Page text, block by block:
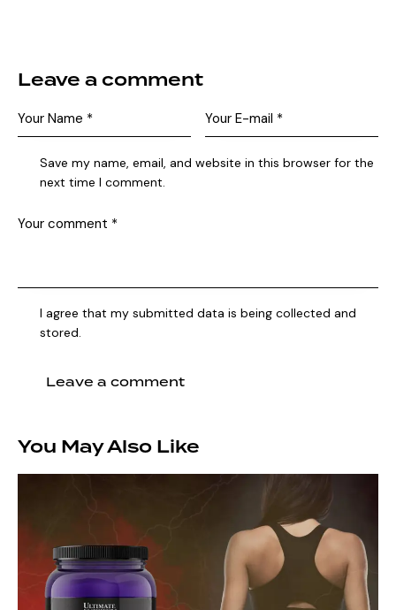
Leave a comment
Save my name, email, and website in this browser for the
next time I comment.
I agree that my submitted data is being collected and
stored.
You May Also Like